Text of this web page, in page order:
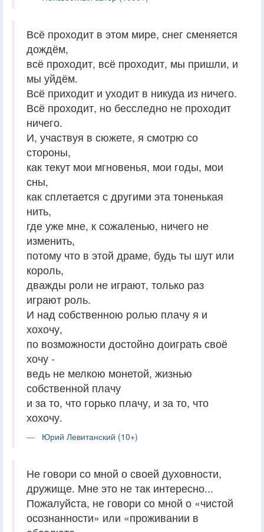
Всё проходит в этом мире, снег сменяется
дождём,
всё проходит, всё проходит, мы пришли, и
мы уйдём.
Всё приходит и уходит в никуда из ничего.
Всё проходит, но бесследно не проходит
ничего.
И, участвуя в сюжете, я смотрю со
стороны,
как текут мои мгновенья, мои годы, мои
сны,
как сплетается с другими эта тоненькая
нить,
где уже мне, к сожаленью, ничего не
изменить,
потому что в этой драме, будь ты шут или
король,
дважды роли не играют, только раз
играют роль.
И над собственною ролью плачу я и
хохочу,
по возможности достойно доиграть своё
хочу -
ведь не мелкою монетой, жизнью
собственной плачу
и за то, что горько плачу, и за то, что
хохочу.
Юрий Левитанский (10+)
Не говори со мной о своей духовности,
дружище. Мне это не так интересно...
Пожалуйста, не говори со мной о «чистой
осознанности» или «проживании в